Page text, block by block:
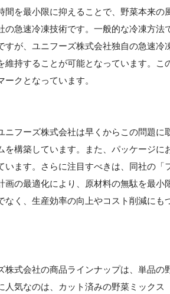
間を最小限に抑えることで、野菜本来の
急速冷凍技術です。一般的な冷凍方法
が、ユニフーズ株式会社独自の急速冷
持することが可能となっています。こ
クとなっています。
フーズ株式会社は早くからこの問題に
構築しています。また、パッケージに
ます。さらに注目すべきは、同社の「
の最適化により、原材料の無駄を最小
く、生産効率の向上やコスト削減にも
式会社の商品ラインナップは、単品の
気なのは、カット済みの野菜ミックス